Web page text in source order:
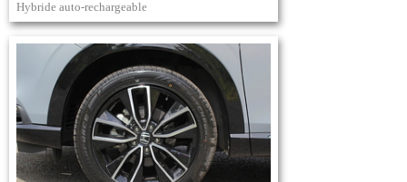
Hybride auto-rechargeable